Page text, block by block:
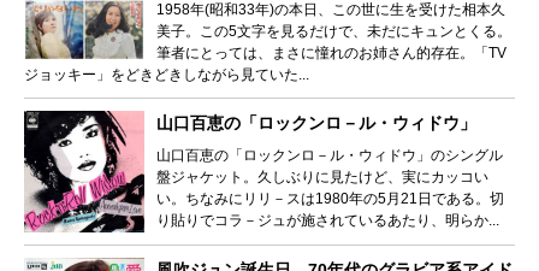
1958年(昭和33年)の本日、この世に生を受けた相本久
美子。この5文字を見るだけで、未だにキュンとくる。
筆者にとっては、まさに憧れのお姉さん的存在。「TV
ジョッキー」をどきどきしながら見ていた...
山口百恵の「ロックンロ－ル・ウィドウ」
山口百恵の「ロックンロ－ル・ウィドウ」のシングル
盤ジャケット。久しぶりに見たけど、実にカッコい
い。ちなみにリリ－スは1980年の5月21日である。切
り貼りでコラ－ジュが施されているあたり、明らか...